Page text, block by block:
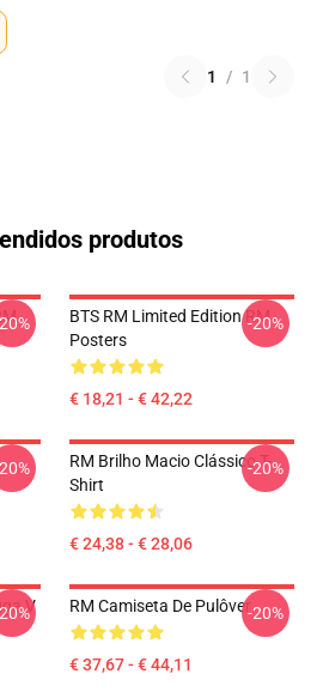
1 / 1
produtos
BTS RM Limited Edition RM
Posters
€ 18,21 - € 42,22
-20%
RM Brilho Macio Clássico T-
Shirt
€ 24,38 - € 28,06
-20%
V
RM Camiseta De Pulôver
€ 37,67 - € 44,11
-20%